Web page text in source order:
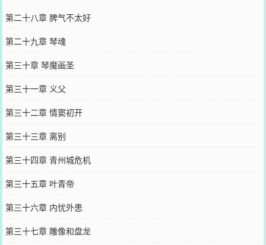
第二十八章 脾气不太好
第二十九章 琴魂
第三十章 琴魔画圣
第三十一章 义父
第三十二章 情窦初开
第三十三章 离别
第三十四章 青州城危机
第三十五章 叶青帝
第三十六章 内忧外患
第三十七章 雕像和盘龙